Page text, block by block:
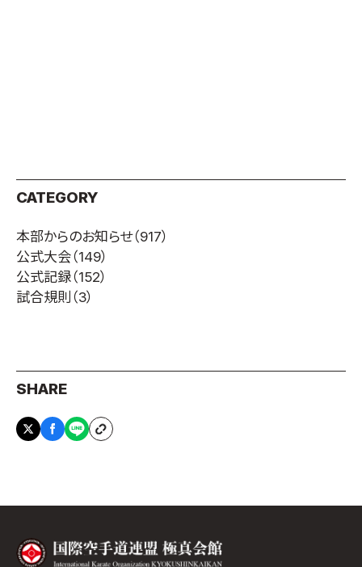
CATEGORY
本部からのお知らせ（917）
公式大会（149）
公式記録（152）
試合規則 （3）
SHARE